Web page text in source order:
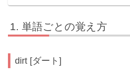
単語ごとの覚え方
dirt [ダート]